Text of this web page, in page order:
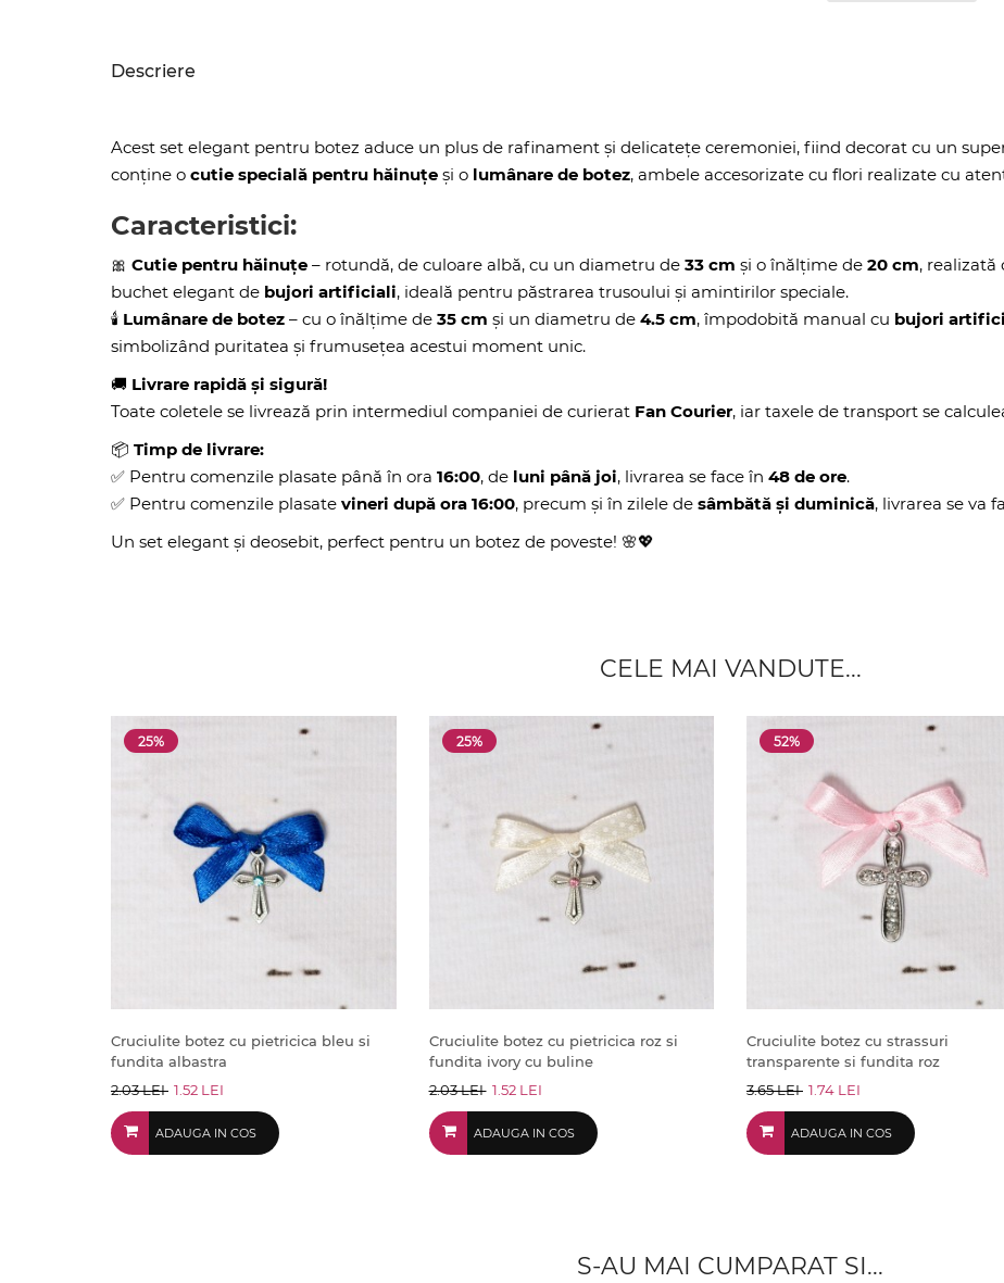
Descriere
Acest set elegant pentru botez aduce un plus de rafinament și delicatețe ceremoniei, fiind decorat cu un
conține o cutie specială pentru hăinuțe și o lumânare de botez, ambele accesorizate cu flori realizate cu
Caracteristici:
🎀 Cutie pentru hăinuțe – rotundă, de culoare albă, cu un diametru de 33 cm și o înălțime de 20 cm,
buchet elegant de bujori artificiali, ideală pentru păstrarea trusoului și amintirilor speciale.
🕯️ Lumânare de botez – cu o înălțime de 35 cm și un diametru de 4.5 cm, împodobită manual cu bujori
simbolizând puritatea și frumusețea acestui moment unic.
🚚 Livrare rapidă și sigură!
Toate coletele se livrează prin intermediul companiei de curierat Fan Courier, iar taxele de transport se
📦 Timp de livrare:
✅ Pentru comenzile plasate până în ora 16:00, de luni până joi, livrarea se face în 48 de ore.
✅ Pentru comenzile plasate vineri după ora 16:00, precum și în zilele de sâmbătă și duminică, livrarea se va
Un set elegant și deosebit, perfect pentru un botez de poveste! 🌸💖
CELE MAI VANDUTE...
25%
Cruciulite botez cu pietricica bleu si
fundita albastra
2.03 LEI 1.52 LEI
ADAUGA IN COS
25%
Cruciulite botez cu pietricica roz si
fundita ivory cu buline
2.03 LEI 1.52 LEI
ADAUGA IN COS
52%
Cruciulite botez cu strassuri
transparente si fundita roz
3.65 LEI 1.74 LEI
ADAUGA IN COS
S-AU MAI CUMPARAT SI...